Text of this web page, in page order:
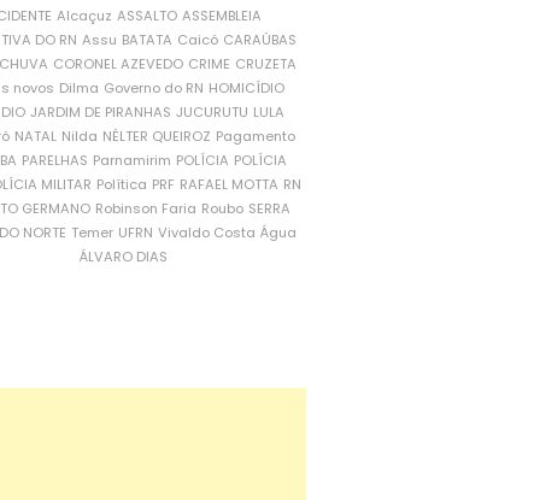
Alcaçuz ASSALTO ASSEMBLEIA
DO RN Assu BATATA Caicó CARAÚBAS
CORONEL AZEVEDO CRIME CRUZETA
novos Dilma Governo do RN HOMICÍDIO
JARDIM DE PIRANHAS JUCURUTU LULA
NATAL Nilda NÉLTER QUEIROZ Pagamento
PARELHAS Parnamirim POLÍCIA POLÍCIA
MILITAR Política PRF RAFAEL MOTTA RN
GERMANO Robinson Faria Roubo SERRA
NORTE Temer UFRN Vivaldo Costa Água
ÁLVARO DIAS